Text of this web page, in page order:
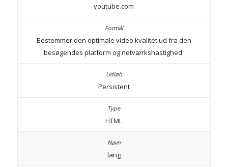
youtube.com
Bestemmer den optimale video kvalitet ud fra den
besøgendes platform og netværkshastighed.
Persistent
HTML
lang